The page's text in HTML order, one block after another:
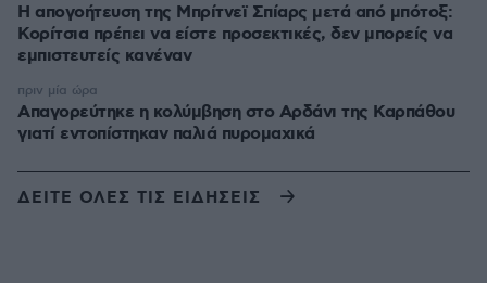
Η απογοήτευση της Μπρίτνεϊ Σπίαρς μετά από μπότοξ:
Κορίτσια πρέπει να είστε προσεκτικές, δεν μπορείς να
εμπιστευτείς κανέναν
Απαγορεύτηκε η κολύμβηση στο Αρδάνι της Καρπάθου
γιατί εντοπίστηκαν παλιά πυρομαχικά
πριν μία ώρα
ΔΕΙΤΕ ΟΛΕΣ ΤΙΣ ΕΙΔΗΣΕΙΣ